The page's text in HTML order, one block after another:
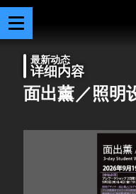
最新动态
详细内容
面出薰／照明